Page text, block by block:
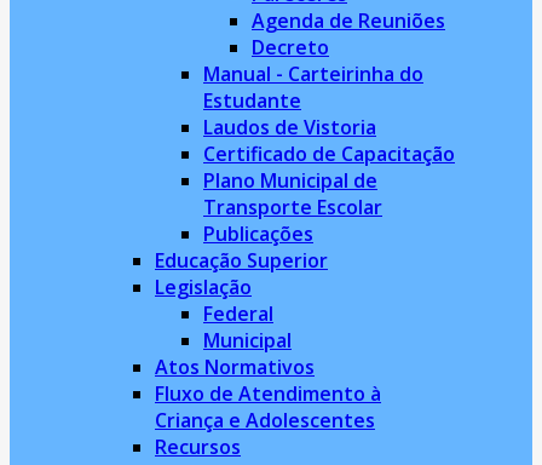
Agenda de Reuniões
Decreto
Manual - Carteirinha do
Estudante
Laudos de Vistoria
Certificado de Capacitação
Plano Municipal de
Transporte Escolar
Publicações
Educação Superior
Legislação
Federal
Municipal
Atos Normativos
Fluxo de Atendimento à
Criança e Adolescentes
Recursos